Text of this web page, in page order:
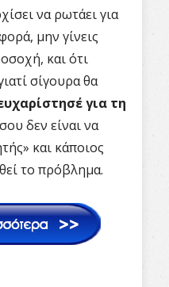
να ρωτάει για
μην γίνεις
και ότι
σίγουρα θα
για τη
δεν είναι να
και κάποιος
το πρόβλημα.